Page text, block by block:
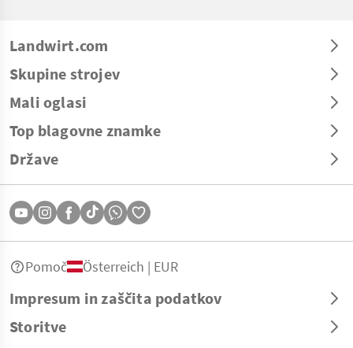
Landwirt.com
Skupine strojev
Mali oglasi
Top blagovne znamke
Države
Impresum in zaščita podatkov
Storitve
Pomoč Österreich | EUR